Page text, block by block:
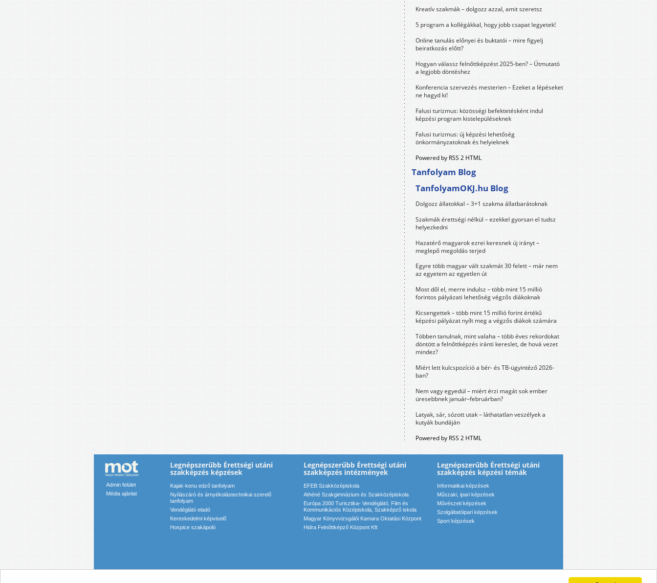
Kreatív szakmák – dolgozz azzal, amit szeretsz
5 program a kollégákkal, hogy jobb csapat legyetek!
Online tanulás előnyei és buktatói – mire figyelj
beiratkozás előtt?
Hogyan válassz felnőttképzést 2025-ben? – Útmutató
a legjobb döntéshez
Konferencia szervezés mesterien – Ezeket a lépéseket
ne hagyd ki!
Falusi turizmus: közösségi befektetésként indul
képzési program kistelepüléseknek
Falusi turizmus: új képzési lehetőség
önkormányzatoknak és helyieknek
Powered by RSS 2 HTML
Tanfolyam Blog
TanfolyamOKJ.hu Blog
Dolgozz állatokkal – 3+1 szakma állatbarátoknak
Szakmák érettségi nélkül – ezekkel gyorsan el tudsz
helyezkedni
Hazatérő magyarok ezrei keresnek új irányt –
meglepő megoldás terjed
Egyre több magyar vált szakmát 30 felett – már nem
az egyetem az egyetlen út
Most dől el, merre indulsz – több mint 15 millió
forintos pályázati lehetőség végzős diákoknak
Kicsengettek – több mint 15 millió forint értékű
képzési pályázat nyílt meg a végzős diákok számára
Többen tanulnak, mint valaha – több éves rekordokat
döntött a felnőttképzés iránti kereslet, de hová vezet
mindez?
Miért lett kulcspozíció a bér- és TB-ügyintéző 2026-
ban?
Nem vagy egyedül – miért érzi magát sok ember
üresebbnek január–februárban?
Latyak, sár, sózott utak – láthatatlan veszélyek a
kutyák bundáján
Powered by RSS 2 HTML
Admin felület
Média ajánlat
Legnépszerűbb Érettségi utáni
szakképzés képzések
Kajak-kenu edző tanfolyam
Nyílászáró és árnyékolástechnikai szerelő
tanfolyam
Vendéglátó eladó
Kereskedelmi képviselő
Hospice szakápoló
Legnépszerűbb Érettségi utáni
szakképzés intézmények
EFEB Szakközépiskola
Athéné Szakgimnázium és Szakközépiskola
Európa 2000 Turisztika- Vendéglátó, Film és
Kommunikációs Középiskola, Szakképző iskola
Magyar Könyvvizsgálói Kamara Oktatási Központ
Hidra Felnőttképző Központ Kft
Legnépszerűbb Érettségi utáni
szakképzés képzési témák
Informatikai képzések
Műszaki, ipari képzések
Művészeti képzések
Szolgáltatóipari képzések
Sport képzések